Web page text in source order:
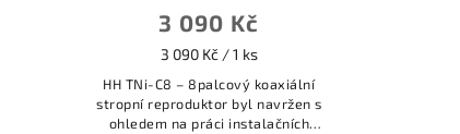
3 090 Kč
3 090 Kč / 1 ks
HH TNi-C8 – 8palcový koaxiální
stropní reproduktor byl navržen s
ohledem na práci instalačních